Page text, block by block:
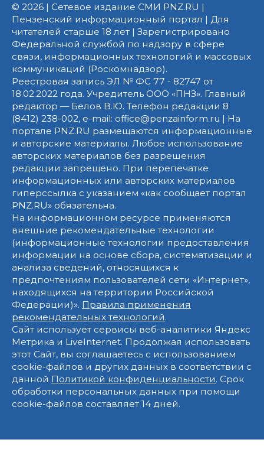
© 2026 | Сетевое издание СМИ PNZ.RU |
Пензенский информационный портал | Для
читателей старше 18 лет | Зарегистрировано
Федеральной службой по надзору в сфере
связи, информационных технологий и массовых
коммуникаций (Роскомнадзор).
Реестровая запись ЭЛ № ФС 77 - 82747 от
18.02.2022 года. Учредитель ООО «ПНЗ». Главный
редактор — Белов В.Ю. Телефон редакции 8
(8412) 238-002, e-mail: office@penzainform.ru | На
портале PNZ.RU размещаются информационные
и авторские материалы. Любое использование
авторских материалов без разрешения
редакции запрещено. При перепечатке
информационных или авторских материалов
гиперссылка с указанием «как сообщает портал
PNZ.RU» обязательна.
На информационном ресурсе применяются
внешние рекомендательные технологии
(информационные технологии предоставления
информации на основе сбора, систематизации и
анализа сведений, относящихся к
предпочтениям пользователей сети «Интернет»,
находящихся на территории Российской
Федерации)». Правила применения
рекомендательных технологий.
Сайт использует сервисы веб-аналитики Яндекс
Метрика и LiveInternet. Продолжая использовать
этот Сайт, вы соглашаетесь с использованием
cookie-файлов и других данных в соответствии с
данной Политикой конфиденциальности. Срок
обработки персональных данных при помощи
cookie-файлов составляет 14 дней.